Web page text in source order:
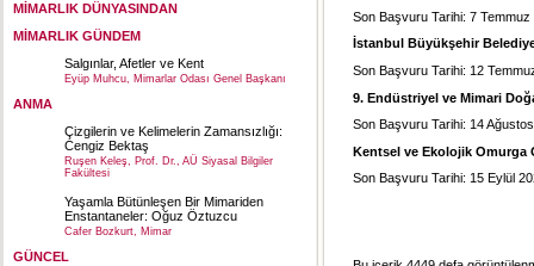
MİMARLIK DÜNYASINDAN
MİMARLIK GÜNDEM
Salgınlar, Afetler ve Kent
Eyüp Muhcu, Mimarlar Odası Genel Başkanı
ANMA
Çizgilerin ve Kelimelerin Zamansızlığı:
Cengiz Bektaş
Ruşen Keleş, Prof. Dr., AÜ Siyasal Bilgiler
Fakültesi
Yaşamla Bütünleşen Bir Mimariden
Enstantaneler: Oğuz Öztuzcu
Cafer Bozkurt, Mimar
GÜNCEL
Son Başvuru Tarihi: 7 Temmuz
İstanbul Büyükşehir
Son Başvuru Tarihi: 12
9. Endüstriyel ve Mimari
Son Başvuru Tarihi: 14
Kentsel ve Ekolojik Omurga
Son Başvuru Tarihi: 15 Eylül